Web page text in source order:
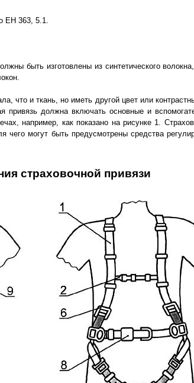
ЕН 363, 5.1.
быть изготовлены из синтетического
что и ткань, но иметь другой цвет или
привязь должна включать основные и
например, как показано на рисунке 1.
чего могут быть предусмотрены средства
страховочной привязи